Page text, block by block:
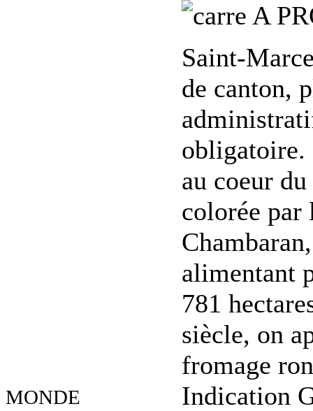
MONDE
A
Saint-
de canton,
obligatoire.
au coeur
colorée par
alimentant
781
siècle, on
fromage
Indication